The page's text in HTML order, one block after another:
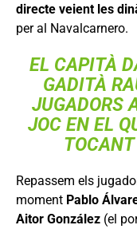
directe veient les
per al Navalcarnero.
EL CAPITÀ
GADITÀ
JUGADORS
JOC EN EL
Repassem els
moment Pablo
Aitor González (el